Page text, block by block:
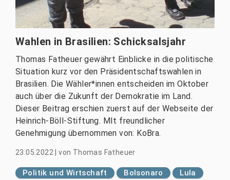
Wahlen in Brasilien: Schicksalsjahr
Thomas Fatheuer gewährt Einblicke in die politische
Situation kurz vor den Präsidentschaftswahlen in
Brasilien. Die Wähler*innen entscheiden im Oktober
auch über die Zukunft der Demokratie im Land.
Dieser Beitrag erschien zuerst auf der Webseite der
Heinrich-Böll-Stiftung. MIt freundlicher
Genehmigung übernommen von: KoBra.
23.05.2022 |von Thomas Fatheuer
Politik und Wirtschaft Bolsonaro Lula